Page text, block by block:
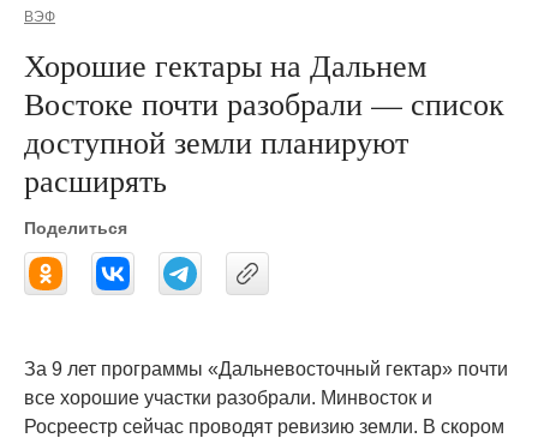
ВЭФ
Хорошие гектары на Дальнем
Востоке почти разобрали — список
доступной земли планируют
расширять
Поделиться
За 9 лет программы «Дальневосточный гектар» почти
все хорошие участки разобрали. Минвосток и
Росреестр сейчас проводят ревизию земли. В скором